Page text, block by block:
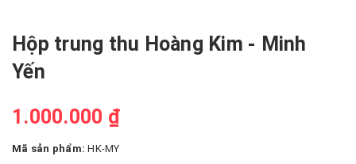
Hộp trung thu Hoàng Kim - Minh
Yến
1.000.000 ₫
Mã sản phẩm:HK-MY